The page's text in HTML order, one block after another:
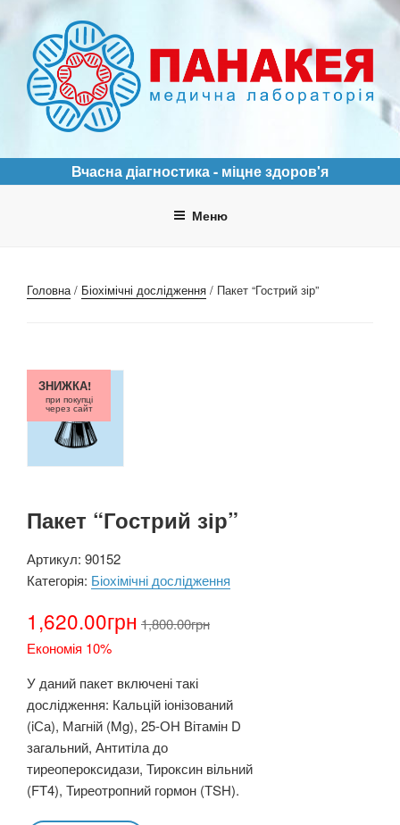
вмісту
ПАНАКЕЯ
Вчасна діагностика - міцне здоров'я
Меню
Головна/ Біохімічні дослідження / Пакет “Гострий зір”
Пакет “Гострий зір”
Артикул: 90152
Категорія: Біохімічні дослідження
1,620.00грн 1,800.00грн
Економія 10%
ЗНИЖКА!
при покупці
через сайт
У даний пакет включені такі
дослідження: Кальцій іонізований
(iСа), Магній (Mg), 25-ОН Вітамін D
загальний, Антитіла до
тиреопероксидази, Тироксин вільний
(FT4), Тиреотропний гормон (ТSH).